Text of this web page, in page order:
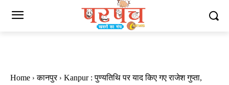
Home कानपुर
Kanpur : पुण्यतिथि पर याद किए गए राजेश गुप्ता,